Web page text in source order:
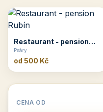
Restaurant - pension
Rubín
Psáry
od 500 Kč
CENA OD